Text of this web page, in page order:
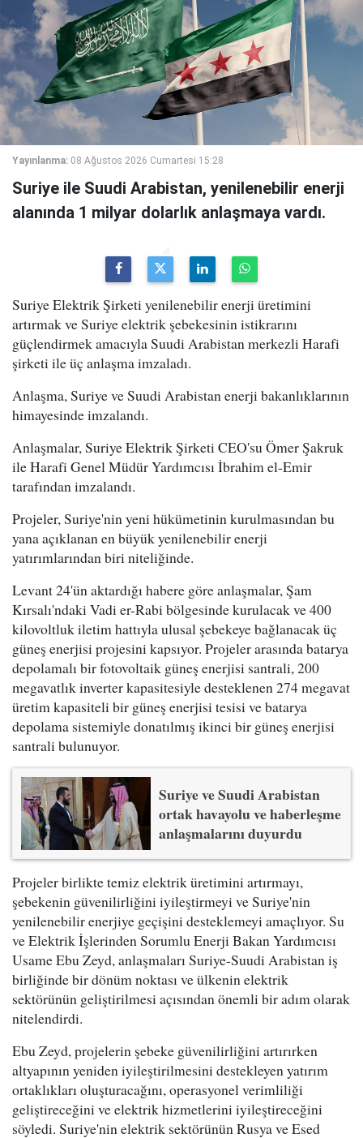
Yayınlanma: 08 Ağustos 2026 Cumartesi 15:28
Suriye ile Suudi Arabistan, yenilenebilir enerji
alanında 1 milyar dolarlık anlaşmaya vardı.
Suriye Elektrik Şirketi yenilenebilir enerji üretimini
artırmak ve Suriye elektrik şebekesinin istikrarını
güçlendirmek amacıyla Suudi Arabistan merkezli Harafi
şirketi ile üç anlaşma imzaladı.
Anlaşma, Suriye ve Suudi Arabistan enerji bakanlıklarının
himayesinde imzalandı.
Anlaşmalar, Suriye Elektrik Şirketi CEO'su Ömer Şakruk
ile Harafi Genel Müdür Yardımcısı İbrahim el-Emir
tarafından imzalandı.
Projeler, Suriye'nin yeni hükümetinin kurulmasından bu
yana açıklanan en büyük yenilenebilir enerji
yatırımlarından biri niteliğinde.
Levant 24'ün aktardığı habere göre anlaşmalar, Şam
Kırsalı'ndaki Vadi er-Rabi bölgesinde kurulacak ve 400
kilovoltluk iletim hattıyla ulusal şebekeye bağlanacak üç
güneş enerjisi projesini kapsıyor. Projeler arasında batarya
depolamalı bir fotovoltaik güneş enerjisi santrali, 200
megavatlık inverter kapasitesiyle desteklenen 274 megavat
üretim kapasiteli bir güneş enerjisi tesisi ve batarya
depolama sistemiyle donatılmış ikinci bir güneş enerjisi
santrali bulunuyor.
Suriye ve Suudi Arabistan
ortak havayolu ve haberleşme
anlaşmalarını duyurdu
Projeler birlikte temiz elektrik üretimini artırmayı,
şebekenin güvenilirliğini iyileştirmeyi ve Suriye'nin
yenilenebilir enerjiye geçişini desteklemeyi amaçlıyor. Su
ve Elektrik İşlerinden Sorumlu Enerji Bakan Yardımcısı
Usame Ebu Zeyd, anlaşmaları Suriye-Suudi Arabistan iş
birliğinde bir dönüm noktası ve ülkenin elektrik
sektörünün geliştirilmesi açısından önemli bir adım olarak
nitelendirdi.
Ebu Zeyd, projelerin şebeke güvenilirliğini artırırken
altyapının yeniden iyileştirilmesini destekleyen yatırım
ortaklıkları oluşturacağını, operasyonel verimliliği
geliştireceğini ve elektrik hizmetlerini iyileştireceğini
söyledi. Suriye'nin elektrik sektörünün Rusya ve Esed